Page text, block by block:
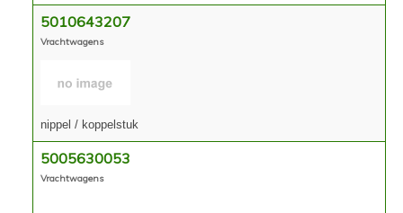
5010643207
Vrachtwagens
nippel / koppelstuk
5005630053
Vrachtwagens